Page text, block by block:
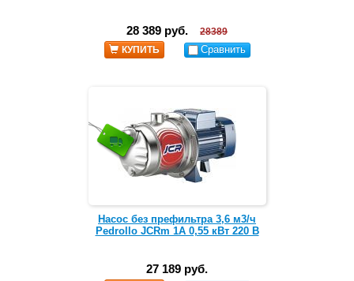
28 389 руб.
28389
КУПИТЬ
Сравнить
Насос без префильтра 3,6 м3/ч
Pedrollo JCRm 1A 0,55 кВт 220 В
27 189 руб.